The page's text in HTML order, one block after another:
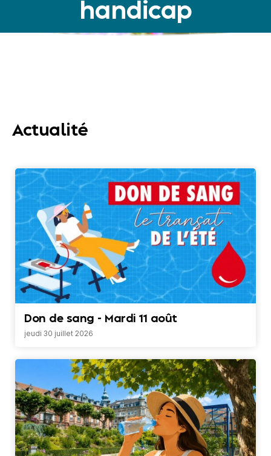
handicap
Actualité
Don de sang - Mardi 11 août
jeudi 30 juillet 2026